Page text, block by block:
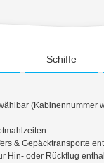
Schiffe
(Kabinennummer
& Gepäcktransporte
Hin- oder Rückflug